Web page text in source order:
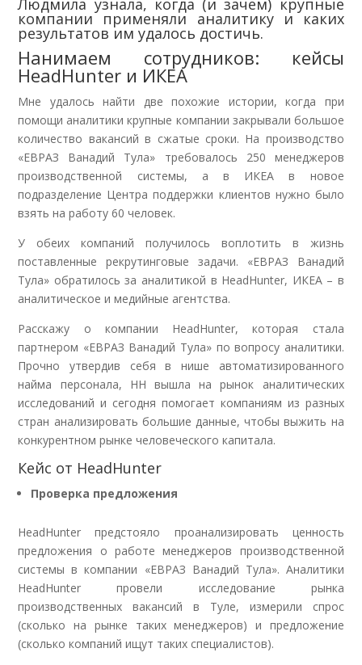
Людмила узнала, когда (и зачем) крупные
компании применяли аналитику и каких
результатов им удалось достичь.
Нанимаем сотрудников: кейсы
HeadHunter и ИКЕА
Мне удалось найти две похожие истории, когда при
помощи аналитики крупные компании закрывали большое
количество вакансий в сжатые сроки. На производство
«ЕВРАЗ Ванадий Тула» требовалось 250 менеджеров
производственной системы, а в ИКЕА в новое
подразделение Центра поддержки клиентов нужно было
взять на работу 60 человек.
У обеих компаний получилось воплотить в жизнь
поставленные рекрутинговые задачи. «ЕВРАЗ Ванадий
Тула» обратилось за аналитикой в HeadHunter, ИКЕА – в
аналитическое и медийные агентства.
Расскажу о компании HeadHunter, которая стала
партнером «ЕВРАЗ Ванадий Тула» по вопросу аналитики.
Прочно утвердив себя в нише автоматизированного
найма персонала, HH вышла на рынок аналитических
исследований и сегодня помогает компаниям из разных
стран анализировать большие данные, чтобы выжить на
конкурентном рынке человеческого капитала.
Кейс от HeadHunter
Проверка предложения
HeadHunter предстояло проанализировать ценность
предложения о работе менеджеров производственной
системы в компании «ЕВРАЗ Ванадий Тула». Аналитики
HeadHunter провели исследование рынка
производственных вакансий в Туле, измерили спрос
(сколько на рынке таких менеджеров) и предложение
(сколько компаний ищут таких специалистов).